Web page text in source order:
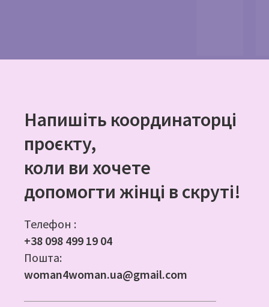
Напишіть координаторці
проєкту,
коли ви хочете
допомогти жінці в скруті!
Телефон :
+38 098 499 19 04
Пошта:
woman4woman.ua@gmail.com